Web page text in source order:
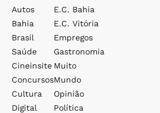
Autos
Bahia
Brasil
Saúde
Cineinsite
Concursos
Cultura
Digital
E.c. Bahia
E.c. Vitória
Empregos
Gastronomia
Muito
Mundo
Opinião
Política